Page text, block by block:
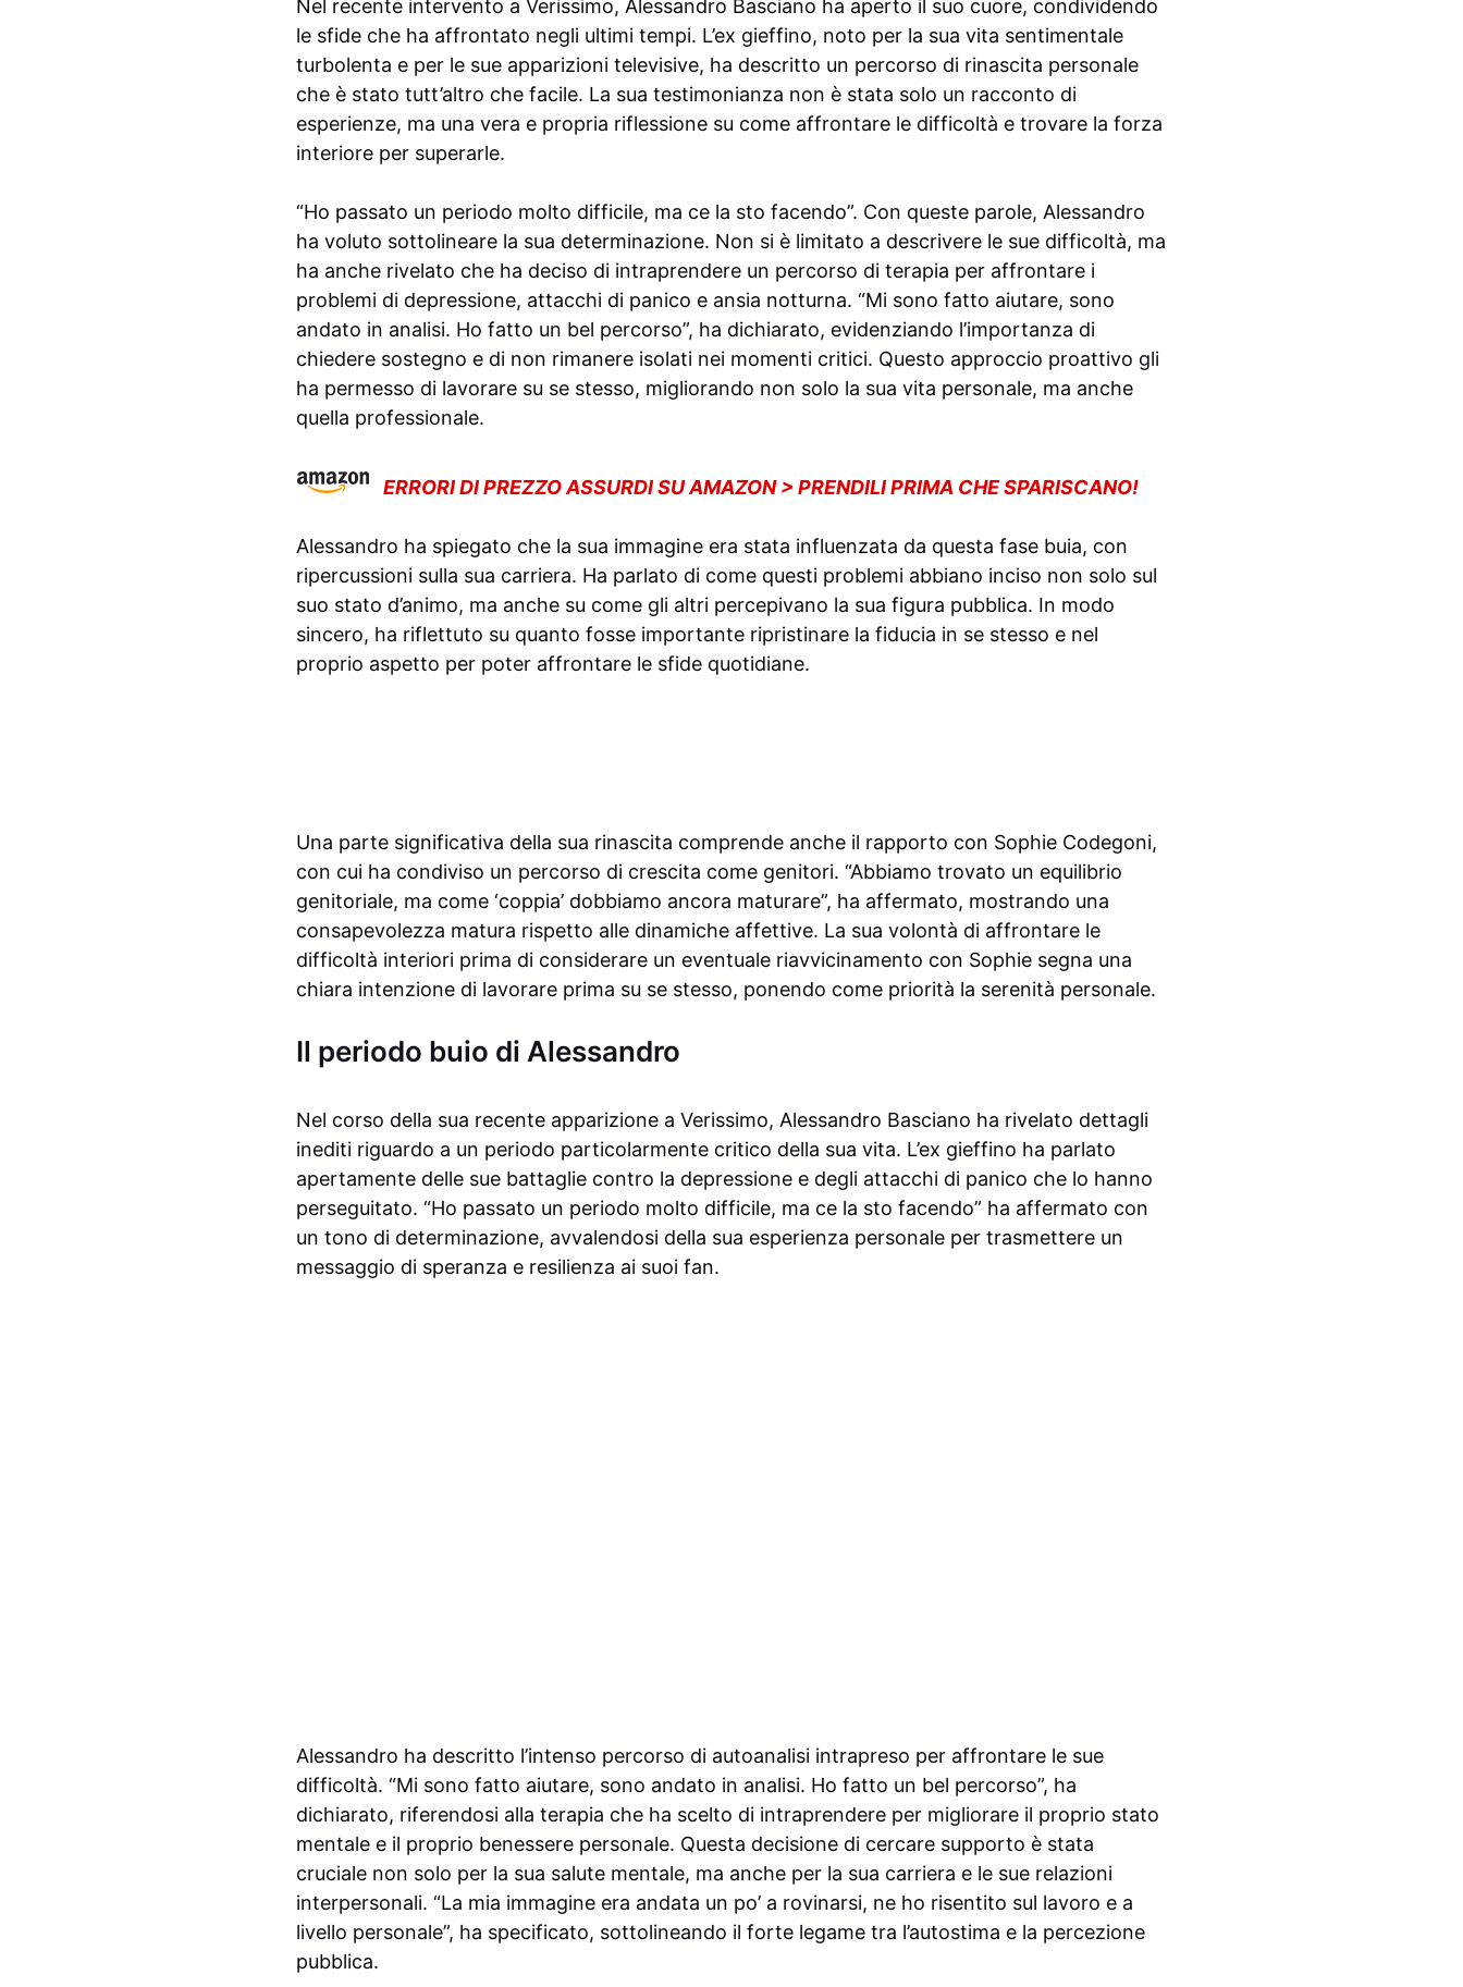
Nel recente intervento a Verissimo, Alessandro Basciano ha aperto il suo cuore, condividendo
le sfide che ha affrontato negli ultimi tempi. L’ex gieffino, noto per la sua vita sentimentale
turbolenta e per le sue apparizioni televisive, ha descritto un percorso di rinascita personale
che è stato tutt’altro che facile. La sua testimonianza non è stata solo un racconto di
esperienze, ma una vera e propria riflessione su come affrontare le difficoltà e trovare la forza
interiore per superarle.
“Ho passato un periodo molto difficile, ma ce la sto facendo”. Con queste parole, Alessandro
ha voluto sottolineare la sua determinazione. Non si è limitato a descrivere le sue difficoltà, ma
ha anche rivelato che ha deciso di intraprendere un percorso di terapia per affrontare i
problemi di depressione, attacchi di panico e ansia notturna. “Mi sono fatto aiutare, sono
andato in analisi. Ho fatto un bel percorso”, ha dichiarato, evidenziando l’importanza di
chiedere sostegno e di non rimanere isolati nei momenti critici. Questo approccio proattivo gli
ha permesso di lavorare su se stesso, migliorando non solo la sua vita personale, ma anche
quella professionale.
ERRORI DI PREZZO ASSURDI SU AMAZON > PRENDILI PRIMA CHE SPARISCANO!
Alessandro ha spiegato che la sua immagine era stata influenzata da questa fase buia, con
ripercussioni sulla sua carriera. Ha parlato di come questi problemi abbiano inciso non solo sul
suo stato d’animo, ma anche su come gli altri percepivano la sua figura pubblica. In modo
sincero, ha riflettuto su quanto fosse importante ripristinare la fiducia in se stesso e nel
proprio aspetto per poter affrontare le sfide quotidiane.
Una parte significativa della sua rinascita comprende anche il rapporto con Sophie Codegoni,
con cui ha condiviso un percorso di crescita come genitori. “Abbiamo trovato un equilibrio
genitoriale, ma come ‘coppia’ dobbiamo ancora maturare”, ha affermato, mostrando una
consapevolezza matura rispetto alle dinamiche affettive. La sua volontà di affrontare le
difficoltà interiori prima di considerare un eventuale riavvicinamento con Sophie segna una
chiara intenzione di lavorare prima su se stesso, ponendo come priorità la serenità personale.
Il periodo buio di Alessandro
Nel corso della sua recente apparizione a Verissimo, Alessandro Basciano ha rivelato dettagli
inediti riguardo a un periodo particolarmente critico della sua vita. L’ex gieffino ha parlato
apertamente delle sue battaglie contro la depressione e degli attacchi di panico che lo hanno
perseguitato. “Ho passato un periodo molto difficile, ma ce la sto facendo” ha affermato con
un tono di determinazione, avvalendosi della sua esperienza personale per trasmettere un
messaggio di speranza e resilienza ai suoi fan.
Alessandro ha descritto l’intenso percorso di autoanalisi intrapreso per affrontare le sue
difficoltà. “Mi sono fatto aiutare, sono andato in analisi. Ho fatto un bel percorso”, ha
dichiarato, riferendosi alla terapia che ha scelto di intraprendere per migliorare il proprio stato
mentale e il proprio benessere personale. Questa decisione di cercare supporto è stata
cruciale non solo per la sua salute mentale, ma anche per la sua carriera e le sue relazioni
interpersonali. “La mia immagine era andata un po’ a rovinarsi, ne ho risentito sul lavoro e a
livello personale”, ha specificato, sottolineando il forte legame tra l’autostima e la percezione
pubblica.